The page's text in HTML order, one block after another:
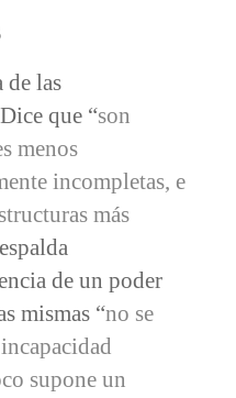
de las
que “son
menos
incompletas, e
más
de un poder
mismas “no se
supone un